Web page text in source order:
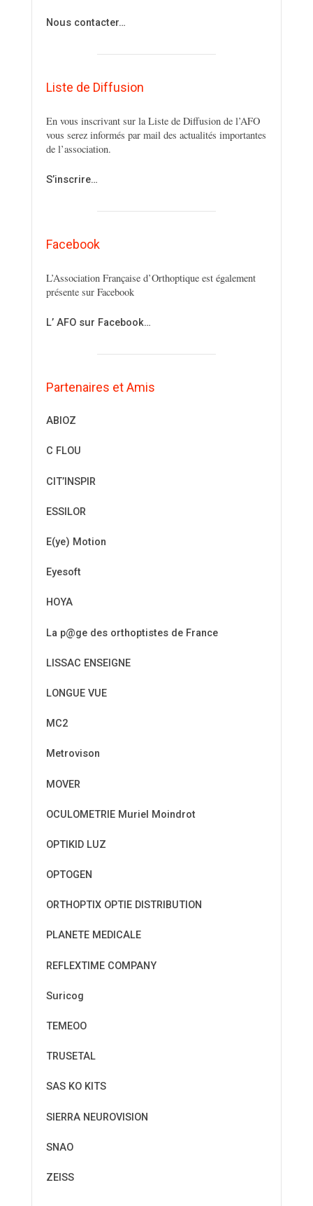
Nous contacter…
Liste de Diffusion
En vous inscrivant sur la Liste de Diffusion de l’AFO
vous serez informés par mail des actualités importantes
de l’association.
S’inscrire…
Facebook
L’Association Française d’Orthoptique est également
présente sur Facebook
L’ AFO sur Facebook…
Partenaires et Amis
ABIOZ
C FLOU
CIT’INSPIR
ESSILOR
E(ye) Motion
Eyesoft
HOYA
La p@ge des orthoptistes de France
LISSAC ENSEIGNE
LONGUE VUE
MC2
Metrovison
MOVER
OCULOMETRIE Muriel Moindrot
OPTIKID LUZ
OPTOGEN
ORTHOPTIX OPTIE DISTRIBUTION
PLANETE MEDICALE
REFLEXTIME COMPANY
Suricog
TEMEOO
TRUSETAL
SAS KO KITS
SIERRA NEUROVISION
SNAO
ZEISS